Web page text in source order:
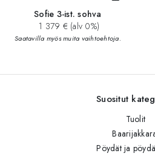
Sofie 3-ist. sohva
1 379 € (alv 0%)
Saatavilla myös muita vaihtoehtoja.
Suositut
Tuolit
Pöydät ja